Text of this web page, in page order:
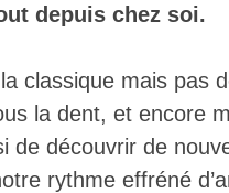
depuis chez soi.
classique mais pas
la dent, et encore
de découvrir de
rythme effréné